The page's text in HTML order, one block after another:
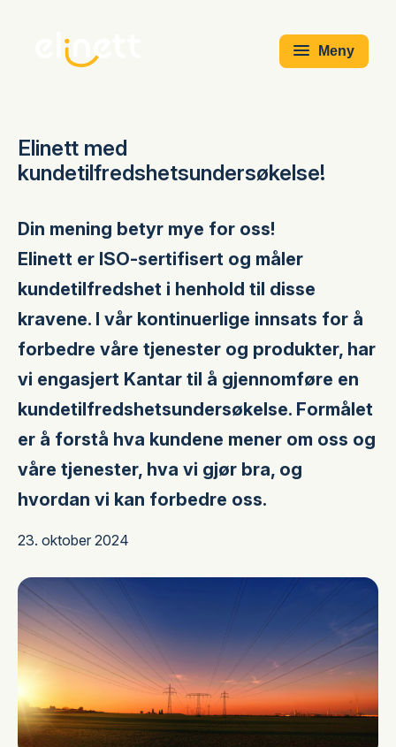
Meny
Elinett med
kundetilfredshetsundersøkelse!
Din mening betyr mye for oss!
Elinett er ISO-sertifisert og måler
kundetilfredshet i henhold til disse
kravene. I vår kontinuerlige innsats for å
forbedre våre tjenester og produkter, har
vi engasjert Kantar til å gjennomføre en
kundetilfredshetsundersøkelse. Formålet
er å forstå hva kundene mener om oss og
våre tjenester, hva vi gjør bra, og
hvordan vi kan forbedre oss.
23. oktober 2024